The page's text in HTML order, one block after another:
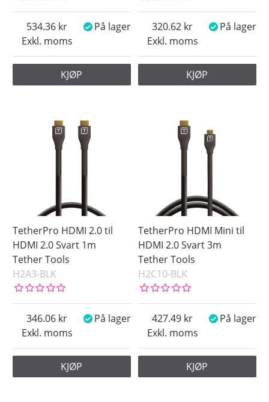
Exkl. moms
534.36 På lager
KJØP
Exkl. moms
320.62 På lager
KJØP
TetherPro HDMI 2.0 til
HDMI 2.0 Svart 1m
Tether Tools
H2A3-BLK
Exkl. moms
346.06 På lager
KJØP
TetherPro HDMI Mini til
HDMI 2.0 Svart 3m
Tether Tools
H2C10-BLK
Exkl. moms
427.49 På lager
KJØP